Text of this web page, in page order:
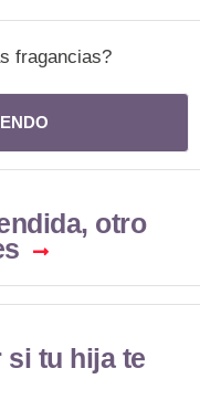
fragancias?
otro
si tu hija te